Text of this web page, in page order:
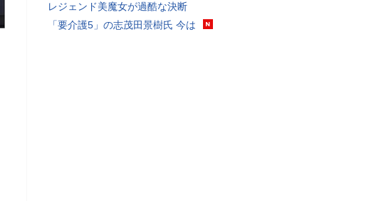
レジェンド美魔女が過酷な決断
「要介護5」の志茂田景樹氏 今は